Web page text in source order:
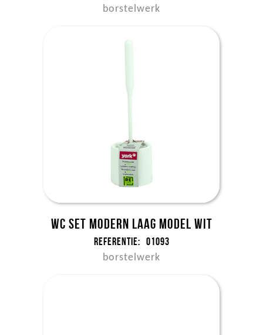
borstelwerk
WC set MODERN laag model wit
Referentie: 01093
borstelwerk